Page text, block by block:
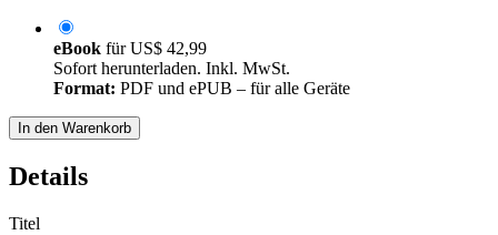
eBook fürUS$ 42,99
Sofort herunterladen. Inkl. MwSt.
Format: PDF und ePUB – für alle Geräte
In den Warenkorb
Details
Titel